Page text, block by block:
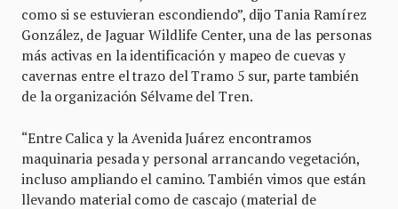
como si se estuvieran escondiendo”, dijo Tania Ramírez
González, de Jaguar Wildlife Center, una de las personas
más activas en la identificación y mapeo de cuevas y
cavernas entre el trazo del Tramo 5 sur, parte también
de la organización Sélvame del Tren.
“Entre Calica y la Avenida Juárez encontramos
maquinaria pesada y personal arrancando vegetación,
incluso ampliando el camino. También vimos que están
llevando material como de cascajo (material de